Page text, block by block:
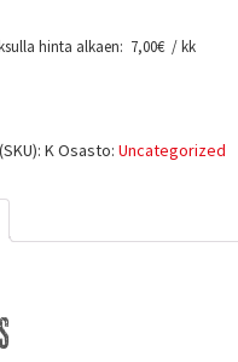
hinta alkaen: 7,00€ / kk
KOsasto: Uncategorized